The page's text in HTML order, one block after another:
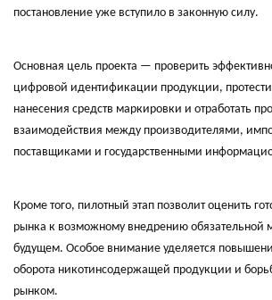
постановление уже вступило в законную силу.
Основная цель проекта — проверить
цифровой идентификации продукции,
нанесения средств маркировки и отработать
взаимодействия между производителями,
поставщиками и государственными
Кроме того, пилотный этап позволит оценить
рынка к возможному внедрению обязательной
будущем. Особое внимание уделяется
оборота никотинсодержащей продукции и
рынком.